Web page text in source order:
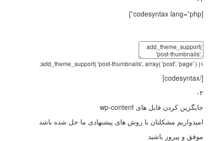
add_theme_support('post-thumbnails' ,array('post' ,'page' ))
;
[/codesyntax]
۲-
جایگزین کردن فایل های wp-content
امیدواریم مشکلتان با روش های پیشنهادی ما حل شده باشد
موفق و پیروز باشید